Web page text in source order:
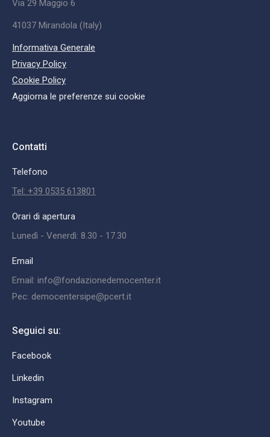
Via 29 Maggio 6
41037 Mirandola (Italy)
Informativa Generale
Privacy Policy
Cookie Policy
Aggiorna le preferenze sui cookie
Contatti
Telefono
Tel: +39 0535 613801
Orari di apertura
Lunedì - Venerdì: 8.30 - 17.30
Email
Email: info@fondazionedemocenter.it
Pec: democentersipe@pcert.it
Seguici su:
Facebook
Linkedin
Instagram
Youtube